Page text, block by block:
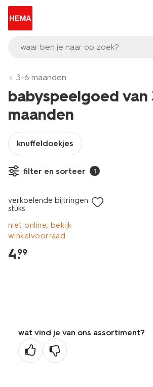
waar ben je naar op zoek?
3-6 maanden
babyspeelgoed
maanden
knuffeldoekjes
filter en sorteer 1
2 stuks
verkoelende bijtringen - 2
stuks
niet online, bekijk
winkelvoorraad
4.
99
wat vind je van ons assortiment?